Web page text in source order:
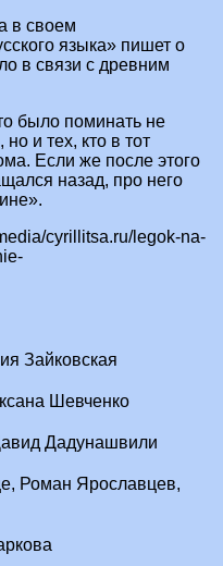
в своем
языка» пишет о
в связи с древним
было поминать не
и тех, кто в тот
Если же после этого
назад, про него
cyrillitsa.ru/legok-na-
Зайковская
Шевченко
Дадунашвили
Роман Ярославцев,